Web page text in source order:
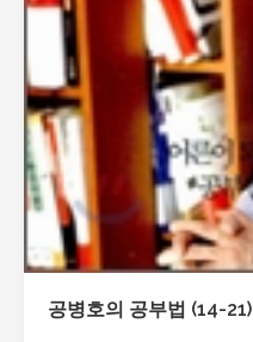
공병호의 공부법 (14-21)